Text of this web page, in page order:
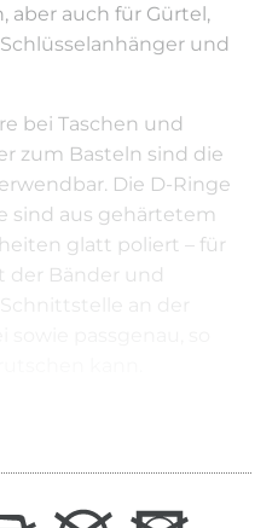
aber auch für Gürtel,
und
bei Taschen und
zum Basteln sind die
Die D-Ringe
sind aus gehärtetem
glatt poliert – für
der Bänder und
an der